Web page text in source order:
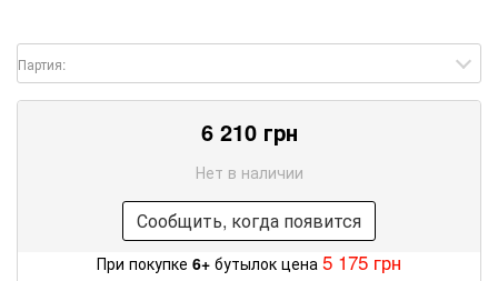
Партия:
6 210 грн
Нет в наличии
Сообщить, когда появится
При покупке 6+ бутылок цена 5 175 грн